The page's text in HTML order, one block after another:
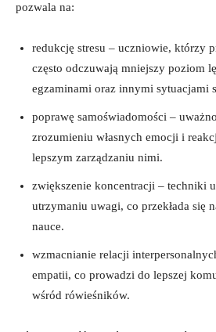
pozwala​ na:
redukcję‌ stresu‌ – uczniowie,‍ którzy
często⁤ odczuwają mniejszy poziom
egzaminami oraz innymi sytuacjami
poprawę samoświadomości –
zrozumieniu ⁢własnych emocji i
lepszym zarządzaniu‌ nimi.
zwiększenie koncentracji – ‌techniki
utrzymaniu uwagi, co przekłada ⁤się
nauce.
wzmacnianie relacji
empatii, co prowadzi ⁢do lepszej
wśród rówieśników.